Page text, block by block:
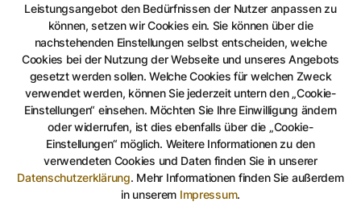
Leistungsangebot den Bedürfnissen der Nutzer anpassen zu
können, setzen wir Cookies ein. Sie können über die
nachstehenden Einstellungen selbst entscheiden, welche
Cookies bei der Nutzung der Webseite und unseres Angebots
gesetzt werden sollen. Welche Cookies für welchen Zweck
verwendet werden, können Sie jederzeit untern den „Cookie-
Einstellungen“ einsehen. Möchten Sie Ihre Einwilligung ändern
oder widerrufen, ist dies ebenfalls über die „Cookie-
Einstellungen“ möglich. Weitere Informationen zu den
verwendeten Cookies und Daten finden Sie in unserer
Datenschutzerklärung. Mehr Informationen finden Sie außerdem
in unserem Impressum.
Das ERASMUS+ Projekt startete am 1. Januar 2022
und wurde durch die Europäische Union mit rund
253.000 Euro gefördert. Ziel war es, ganzheitliche
Strategien für Schul-, Berufs-, Jugend- und
Erwachsenenbildung europaweit zu entwickeln und
umzusetzen. Obwohl die offizielle Projektlaufzeit am
31. Dezember 2024 endete, wird die Stadt Gera
gemeinsam mit allen Beteiligten das Netzwerk aktiv
weiterführen und das Projekt „Schule der Zukunft“